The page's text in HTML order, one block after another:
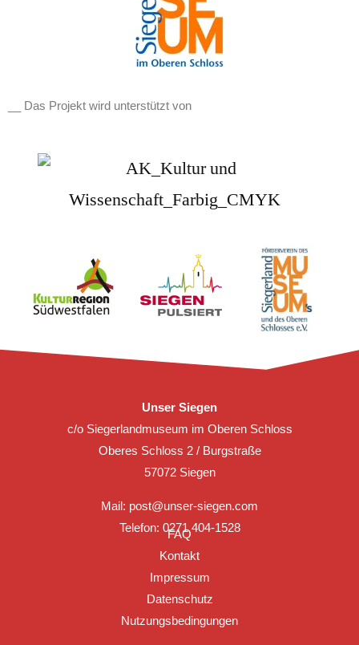
__ Das Projekt wird unterstützt von
Unser Siegen
c/o Siegerlandmuseum im Oberen Schloss
Oberes Schloss 2 / Burgstraße
57072 Siegen
Mail: post@unser-siegen.com
Telefon: 0271 404-1528
FAQ
Kontakt
Impressum
Datenschutz
Nutzungsbedingungen